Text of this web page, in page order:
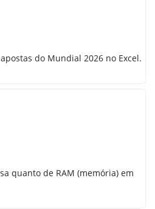
do Mundial 2026 no Excel.
quanto de RAM (memória) em